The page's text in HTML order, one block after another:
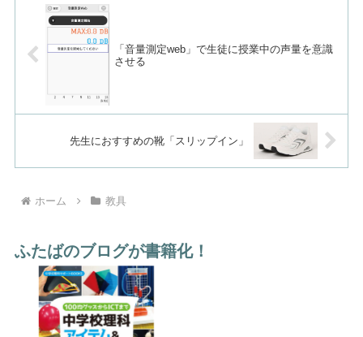
モリ部分やフレームをつくりま
す。完成♪コイルを...
「音量測定web」で生徒に授業中の声量を意識
させる
先生におすすめの靴「スリップイン」
ホーム 教具
ふたばのブログが書籍化！